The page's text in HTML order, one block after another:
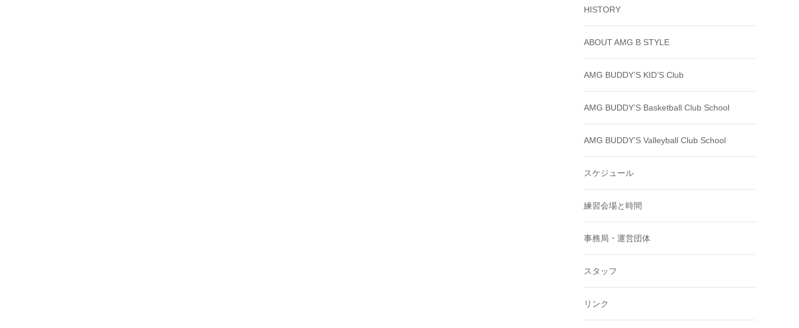
HISTORY
ABOUT AMG B STYLE
AMG BUDDY’S KID’S Club
AMG BUDDY’S Basketball Club School
AMG BUDDY’S Valleyball Club School
スケジュール
練習会場と時間
事務局・運営団体
スタッフ
リンク